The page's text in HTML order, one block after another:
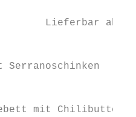
Lieferbar ab 20
Serranoschinken
mit Chilibutter